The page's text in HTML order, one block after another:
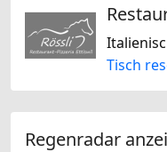
Tisch
Regenradar